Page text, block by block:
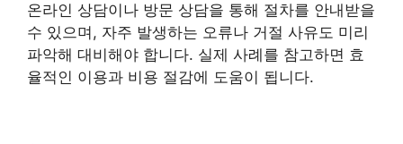
온라인 상담이나 방문 상담을 통해 절차를 안내받을
수 있으며, 자주 발생하는 오류나 거절 사유도 미리
파악해 대비해야 합니다. 실제 사례를 참고하면 효
율적인 이용과 비용 절감에 도움이 됩니다.